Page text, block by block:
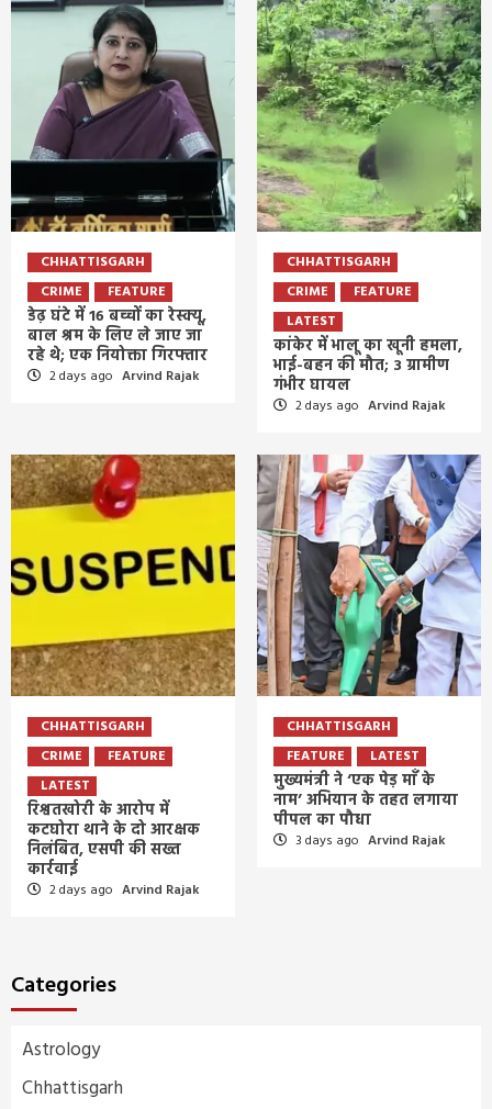
CHHATTISGARH
CRIME
FEATURE
डेढ़ घंटे में 16 बच्चों का रेस्क्यू,
बाल श्रम के लिए ले जाए जा
रहे थे; एक नियोक्ता गिरफ्तार
2 days ago Arvind Rajak
CHHATTISGARH
CRIME
FEATURE
LATEST
कांकेर में भालू का खूनी हमला,
भाई-बहन की मौत; 3 ग्रामीण
गंभीर घायल
2 days ago Arvind Rajak
CHHATTISGARH
CRIME
FEATURE
LATEST
रिश्वतखोरी के आरोप में
कटघोरा थाने के दो आरक्षक
निलंबित, एसपी की सख्त
कार्रवाई
2 days ago Arvind Rajak
CHHATTISGARH
FEATURE
LATEST
मुख्यमंत्री ने ‘एक पेड़ माँ के
नाम’ अभियान के तहत लगाया
पीपल का पौधा
3 days ago Arvind Rajak
Categories
Astrology
Chhattisgarh